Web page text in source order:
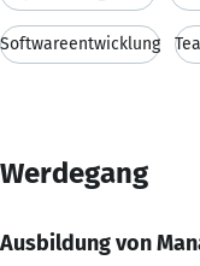
Softwareentwicklung
Werdegang
Ausbildung von